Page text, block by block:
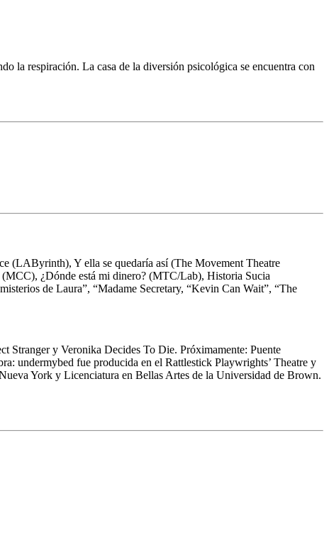
la respiración. La casa de la diversión psicológica se encuentra con
(LAByrinth), Y ella se quedaría así (The Movement Theatre
¿Dónde está mi dinero? (MTC/Lab), Historia Sucia
de Laura”, “Madame Secretary, “Kevin Can Wait”, “The
Stranger y Veronika Decides To Die. Próximamente: Puente
undermybed fue producida en el Rattlestick Playwrights’ Theatre y
York y Licenciatura en Bellas Artes de la Universidad de Brown.